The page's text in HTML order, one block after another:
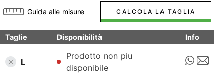
Guida alle misure CALCOLA LA TAGLIA
Taglie Disponibilità Info
L
Prodotto non piu
disponibile